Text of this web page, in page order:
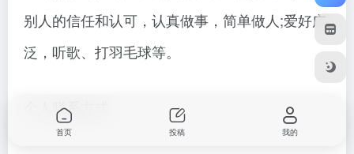
别人的信任和认可，认真做事，简单做人;爱好广
泛，听歌、打羽毛球等。
个人联系方式
首页 投稿 我的